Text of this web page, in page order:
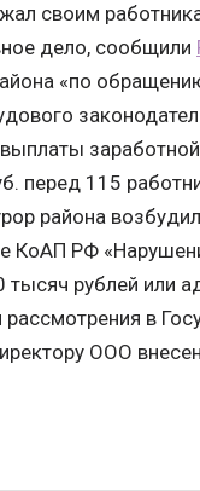
своим
дело, сообщили
«по
перед 115
района
КоАП РФ
рублей или
в
ООО